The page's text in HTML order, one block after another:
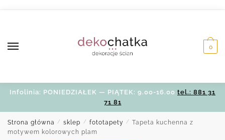
0
Infolinia: PONIEDZIAŁEK — PIĄTEK: 9.00-16.00 tel.: 881 31
71 81
Strona główna / sklep / fototapety / Tapeta kuchenna z
motywem kolorowych plam